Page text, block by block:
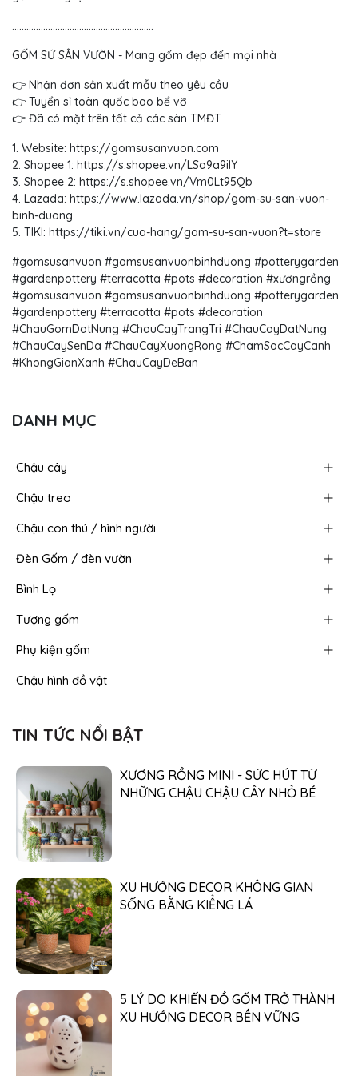
...........................................................
GỐM SỨ SÂN VƯỜN - Mang gốm đẹp đến mọi nhà
👉 Nhận đơn sản xuất mẫu theo yêu cầu
👉 Tuyển sỉ toàn quốc bao bể vỡ
👉 Đã có mặt trên tất cả các sàn TMĐT
1. Website: https://gomsusanvuon.com
2. Shopee 1: https://s.shopee.vn/LSa9a9ilY
3. Shopee 2: https://s.shopee.vn/Vm0Lt95Qb
4. Lazada: https://www.lazada.vn/shop/gom-su-san-vuon-
binh-duong
5. TIKI: https://tiki.vn/cua-hang/gom-su-san-vuon?t=store
#gomsusanvuon #gomsusanvuonbinhduong #potterygarden
#gardenpottery #terracotta #pots #decoration #xươngrồng
#gomsusanvuon #gomsusanvuonbinhduong #potterygarden
#gardenpottery #terracotta #pots #decoration
#ChauGomDatNung #ChauCayTrangTri #ChauCayDatNung
#ChauCaySenDa #ChauCayXuongRong #ChamSocCayCanh
#KhongGianXanh #ChauCayDeBan​
DANH MỤC
Chậu cây
Chậu treo
Chậu con thú / hình người
Đèn Gốm / đèn vườn
Bình Lọ
Tượng gốm
Phụ kiện gốm
Chậu hình đồ vật
TIN TỨC NỔI BẬT
XƯƠNG RỒNG MINI - SỨC HÚT TỪ
NHỮNG CHẬU CHẬU CÂY NHỎ BÉ
XU HƯỚNG DECOR KHÔNG GIAN
SỐNG BẰNG KIỂNG LÁ
5 LÝ DO KHIẾN ĐỒ GỐM TRỞ THÀNH
XU HƯỚNG DECOR BỀN VỮNG